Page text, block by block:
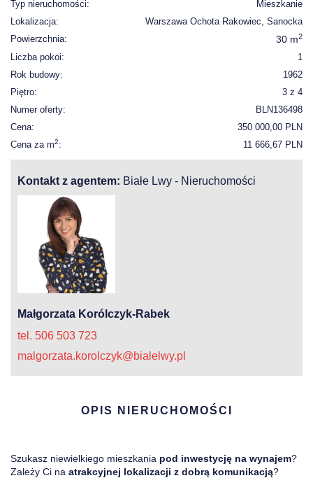
Typ nieruchomości:
Mieszkanie
Lokalizacja:
Warszawa Ochota Rakowiec, Sanocka
Powierzchnia:
30 m2
Liczba pokoi:
1
Rok budowy:
1962
Piętro:
3 z 4
Numer oferty:
BLN136498
Cena:
350 000,00 PLN
Cena za m2: 11 666,67 PLN
Kontakt z agentem: Białe Lwy - Nieruchomości
Małgorzata Korólczyk-Rabek
tel. 506 503 723
malgorzata.korolczyk@bialelwy.pl
OPIS NIERUCHOMOŚCI
Szukasz niewielkiego mieszkania pod inwestycję na wynajem?
Zależy Ci na atrakcyjnej lokalizacji z dobrą komunikacją?